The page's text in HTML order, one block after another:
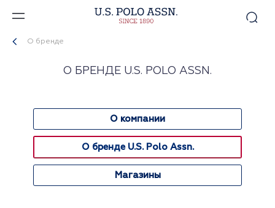
О бренде
О БРЕНДЕ U.S. POLO ASSN.
О компании
О бренде U.S. Polo Assn.
Магазины